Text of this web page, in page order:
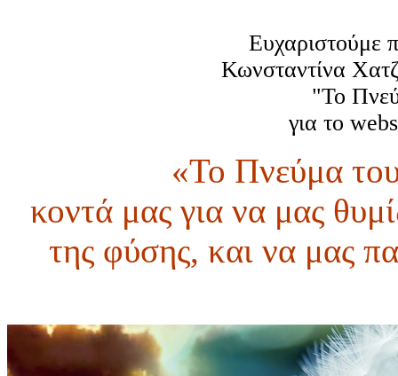
Ευχαριστούμε
Κωνσταντίνα
"Το
για το
«Το Πνεύμα
κοντά μας για να μας
της φύσης, και να μας